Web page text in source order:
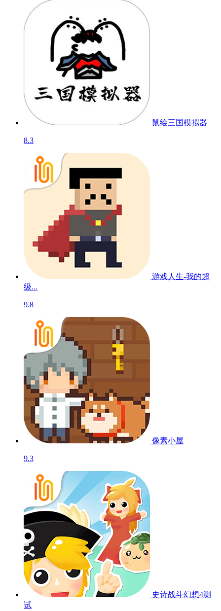
鼠绘三国模拟器
8.3
游戏人生-我的超
级...
9.8
像素小屋
9.3
史诗战斗幻想4测
试